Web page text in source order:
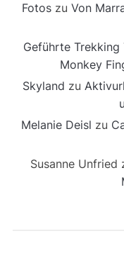
Fotoszu Von
Geführte
Monkey
Skyland zu
Melanie Deisl zu
Susanne Unfried